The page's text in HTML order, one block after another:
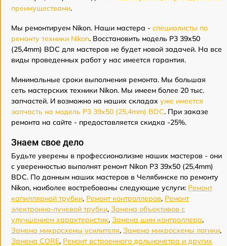
преимуществами.
Мы ремонтируем Nikon. Наши мастера - специалисты по
ремонту техники Nikon. Восстановить модель P3 39x50
(25,4mm) BDC для мастеров не будет новой задачей. На все
виды проведенных работ у нас имеется гарантия.
Минимальные сроки выполнения ремонта. Мы большая
сеть мастерских техники Nikon. Мы имеем более 20 тыс.
запчастей. И возможно на наших складах уже имеется
запчасть на модель P3 39x50 (25,4mm) BDC. При заказе
ремонта на сайте - предоставляется скидка -25%.
Знаем свое дело
Будьте уверены в профессионализме наших мастеров - они
с уверенностью выполнят ремонт Nikon P3 39x50 (25,4mm)
BDC. По данным наших мастеров в Челябинске по ремонту
Nikon, наиболее востребованы следующие услуги: Ремонт
капиллярной трубки, Ремонт контроллеров, Ремонт
электронно-лучевой трубки, Замена объективов с
улучшением характеристик, Замена шим контроллера,
Замена микросхемы усилителя, Замена микросхемы логики,
Замена CORE, Ремонт встроенного дальнометра и других